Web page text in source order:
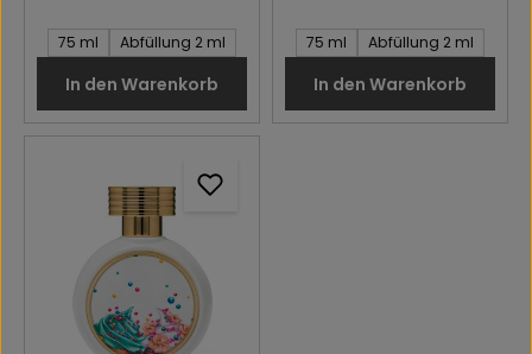
Inhalt des Artikel:
75 ml Abfüllung 2 ml
In den Warenkorb
Inhalt des Artikel:
75 ml Abfüllung 2 ml
In den Warenkorb